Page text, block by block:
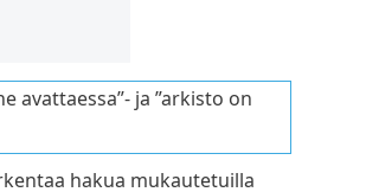
avattaessa”- ja ”arkisto on
hakua mukautetuilla